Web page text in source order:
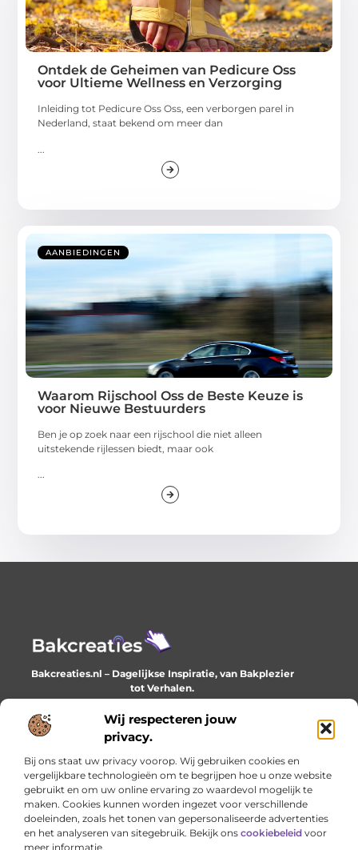
Wij respecteren jouw
privacy.
Bij ons staat uw privacy voorop. Wij gebruiken cookies en
vergelijkbare technologieën om te begrijpen hoe u onze website
gebruikt en om uw online ervaring zo waardevol mogelijk te
maken. Cookies kunnen worden ingezet voor verschillende
doeleinden, zoals het tonen van gepersonaliseerde advertenties
en het analyseren van sitegebruik. Bekijk ons cookiebeleid voor
meer informatie.
Ontdek de Geheimen van Pedicure Oss
voor Ultieme Wellness en Verzorging
Inleiding tot Pedicure Oss Oss, een verborgen parel in
Nederland, staat bekend om meer dan
AANBIEDINGEN
Waarom Rijschool Oss de Beste Keuze is
voor Nieuwe Bestuurders
Ben je op zoek naar een rijschool die niet alleen
uitstekende rijlessen biedt, maar ook
...
Bakcreaties.nl – Dagelijkse Inspiratie, van Bakplezier
tot Verhalen.
Ontdek unieke en creatieve verhalen die je elke dag
verrijken en inspireren.
Onze informatie